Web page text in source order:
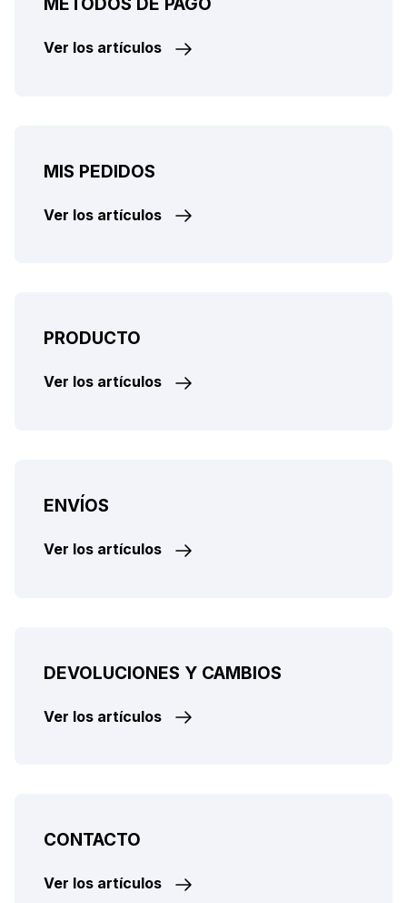
MÉTODOS DE PAGO
Ver los artículos
MIS PEDIDOS
Ver los artículos
PRODUCTO
Ver los artículos
ENVÍOS
Ver los artículos
DEVOLUCIONES Y CAMBIOS
Ver los artículos
CONTACTO
Ver los artículos